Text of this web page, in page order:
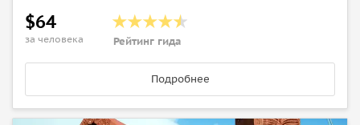
$64
за человека Рейтинг гида
Подробнее